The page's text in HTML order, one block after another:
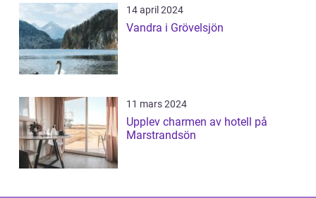
14 april 2024
Vandra i Grövelsjön
11 mars 2024
Upplev charmen av hotell på
Marstrandsön